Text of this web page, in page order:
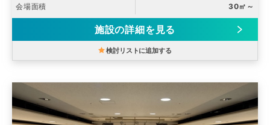
会場面積 30㎡～
施設の詳細を見る
検討リストに追加する